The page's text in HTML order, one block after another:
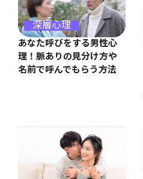
深層心理
あなた呼びをする男性心
理！脈ありの見分け方や
名前で呼んでもらう方法